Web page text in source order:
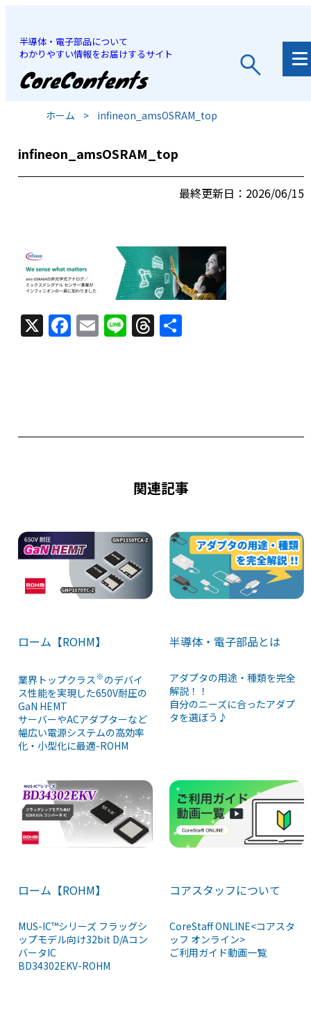
半導体・電子部品について
わかりやすい情報をお届けするサイト
JP
ホーム > infineon_amsOSRAM_top
infineon_amsOSRAM_top
最終更新日：2026/06/15
X F
a
o
E
m
Li
n
T
h
s
関連記事
ローム【ROHM】
業界トップクラス※のデバイ
ス性能を実現した650V耐圧の
GaN HEMT
サーバーやACアダプターなど
幅広い電源システムの高効率
化・小型化に最適-ROHM
半導体・電子部品とは
アダプタの用途・種類を完全
解説！！
自分のニーズに合ったアダプ
タを選ぼう♪
ローム【ROHM】
MUS-IC™シリーズ フラッグシ
ップモデル向け32bit D/Aコン
バータIC
BD34302EKV-ROHM
コアスタッフについて
CoreStaff ONLINE<コアスタ
ッフ オンライン>
ご利用ガイド動画一覧